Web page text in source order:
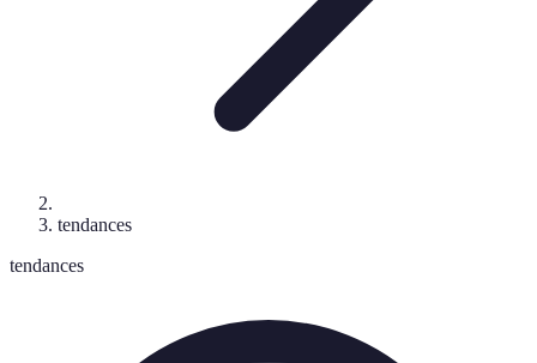
tendances
tendances